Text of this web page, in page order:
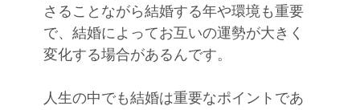
さることながら結婚する年や環境も重要
で、結婚によってお互いの運勢が大きく
変化する場合があるんです。
人生の中でも結婚は重要なポイントであ